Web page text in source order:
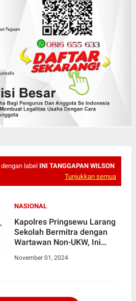
label INI TANGGAPAN WILSON
Tunjukkan semua
NASIONAL
Kapolres Pringsewu Larang
Sekolah Bermitra dengan
Wartawan Non-UKW, Ini
November 01, 2024